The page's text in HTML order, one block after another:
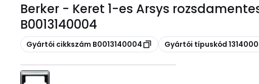
Berker - Keret 1-es Arsys
B0013140004
Másolás
Gyártói cikkszám B0013140004 Másolás
Gyártói típuskód